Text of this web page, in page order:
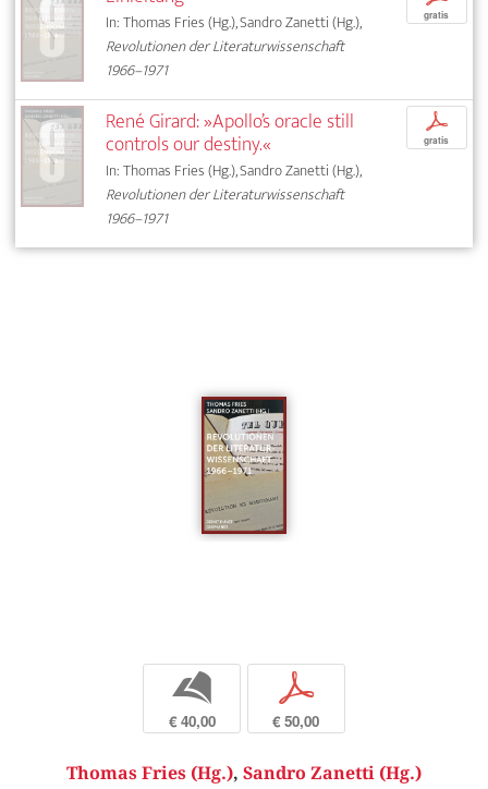
In: Thomas Fries (Hg.), Sandro Zanetti (Hg.),
Revolutionen der Literaturwissenschaft
1966–1971
gratis
René Girard: »Apollo’s oracle still
controls our destiny.«
In: Thomas Fries (Hg.), Sandro Zanetti (Hg.),
Revolutionen der Literaturwissenschaft
1966–1971
p
gratis
b
€ 40,00
p
€ 50,00
Thomas Fries (Hg.), Sandro Zanetti (Hg.)